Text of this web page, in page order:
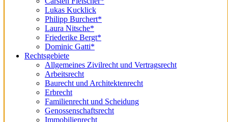
Lukas Kucklick
Philipp Burchert*
Laura Nitsche*
Friederike Bergt*
Dominic Gatti*
Rechtsgebiete
Allgemeines Zivilrecht und Vertragsrecht
Arbeitsrecht
Baurecht und Architektenrecht
Erbrecht
Familienrecht und Scheidung
Genossenschaftsrecht
Immobilienrecht